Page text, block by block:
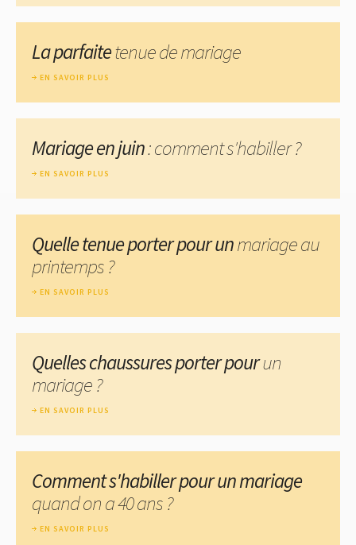
La parfaitetenue de mariage
EN SAVOIR PLUS
Mariage en juin: comment s'habiller ?
EN SAVOIR PLUS
Quelle tenue porter pour unmariage au
printemps ?
EN SAVOIR PLUS
Quelles chaussures porter pourun
mariage ?
EN SAVOIR PLUS
Comment s'habiller pour un mariage
quand on a 40 ans ?
EN SAVOIR PLUS